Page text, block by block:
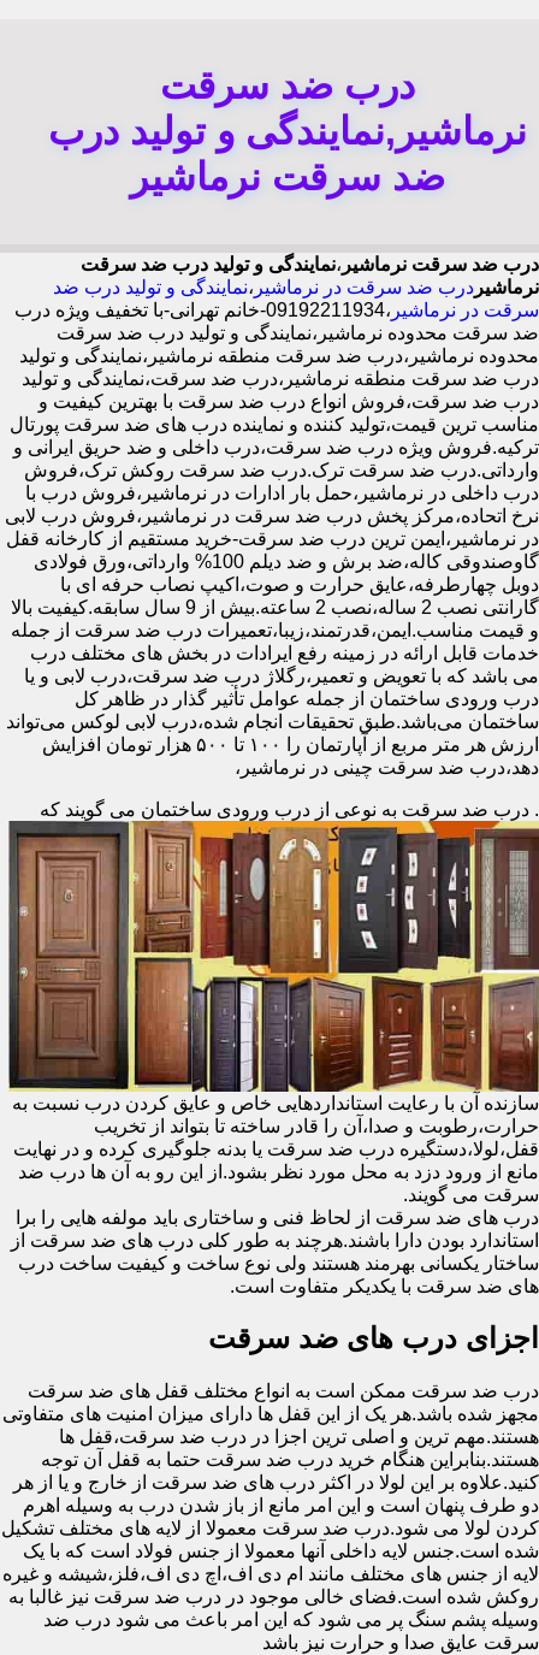
درب ضد سرقت
نرماشیر,نمایندگی و تولید درب
ضد سرقت نرماشیر
درب ضد سرقت نرماشیر ،نمایندگی و تولید درب ضد سرقت
نرماشیر درب ضد سرقت در نرماشیر ،نمایندگی و تولید درب ضد
سرقت در نرماشیر
،09192211934-خانم تهرانی-با تخفیف ویژه درب
ضد سرقت محدوده نرماشیر،نمایندگی و تولید درب ضد سرقت
محدوده نرماشیر،درب ضد سرقت منطقه نرماشیر،نمایندگی و تولید
درب ضد سرقت منطقه نرماشیر،درب ضد سرقت،نمایندگی و تولید
درب ضد سرقت،فروش انواع درب ضد سرقت با بهترین کیفیت و
مناسب ترین قیمت،تولید کننده و نماینده درب های ضد سرقت پورتال
ترکیه.فروش ویژه درب ضد سرقت،درب داخلی و ضد حریق ایرانی و
وارداتی.درب ضد سرقت ترک.درب ضد سرقت روکش ترک،فروش
درب داخلی در نرماشیر،حمل بار ادارات در نرماشیر،فروش درب با
نرخ اتحاده،مرکز پخش درب ضد سرقت در نرماشیر،فروش درب لابی
در نرماشیر،ایمن ترین درب ضد سرقت-خرید مستقیم از کارخانه قفل
گاوصندوقی کاله،ضد برش و ضد دیلم 100% وارداتی،ورق فولادی
دوبل چهارطرفه،عایق حرارت و صوت،اکیپ نصاب حرفه ای با
گارانتی نصب 2 ساله،نصب 2 ساعته.بیش از 9 سال سابقه.کیفیت بالا
و قیمت مناسب.ایمن،قدرتمند،زیبا،تعمیرات درب ضد سرقت از جمله
خدمات قابل ارائه در زمینه رفع ایرادات در بخش های مختلف درب
می باشد که با تعویض و تعمیر،رگلاژ درب ضد سرقت،درب لابی و یا
درب ورودی ساختمان از جمله عوامل تأثیر گذار در ظاهر کل
ساختمان می‌باشد.طبق تحقیقات انجام شده،درب لابی لوکس می‌تواند
ارزش هر متر مربع از آپارتمان را ۱۰۰ تا ۵۰۰ هزار تومان افزایش
دهد،درب ضد سرقت چینی در نرماشیر،
. درب ضد سرقت به نوعی از درب ورودی ساختمان می گویند که
سازنده آن با رعایت استانداردهایی خاص و عایق کردن درب نسبت به
حرارت،رطوبت و صدا،آن را قادر ساخته تا بتواند از تخریب
قفل،لولا،دستگیره درب ضد سرقت یا بدنه جلوگیری کرده و در نهایت
مانع از ورود دزد به محل مورد نظر بشود.از این رو به آن ها درب ضد
سرقت می گویند.
درب های ضد سرقت از لحاظ فنی و ساختاری باید مولفه هایی را برا
استاندارد بودن دارا باشند.هرچند به طور کلی درب های ضد سرقت از
ساختار یکسانی بهرمند هستند ولی نوع ساخت و کیفیت ساخت درب
های ضد سرقت با یکدیکر متفاوت است.
اجزای درب های ضد سرقت
درب ضد سرقت ممکن است به انواع مختلف قفل های ضد سرقت
مجهز شده باشد.هر یک از این قفل ها دارای میزان امنیت های متفاوتی
هستند.مهم ترین و اصلی ترین اجزا در درب ضد سرقت،قفل ها
هستند.بنابراین هنگام خرید درب ضد سرقت حتما به قفل آن توجه
کنید.علاوه بر این لولا در اکثر درب های ضد سرقت از خارج و یا از هر
دو طرف پنهان است و این امر مانع از باز شدن درب به وسیله اهرم
کردن لولا می شود.درب ضد سرقت معمولا از لایه های مختلف تشکیل
شده است.جنس لایه داخلی آنها معمولا از جنس فولاد است که با یک
لایه از جنس های مختلف مانند ام دی اف،اچ دی اف،فلز،شیشه و غیره
روکش شده است.فضای خالی موجود در درب ضد سرقت نیز غالبا به
وسیله پشم سنگ پر می شود که این امر باعث می شود درب ضد
سرقت عایق صدا و حرارت نیز باشد